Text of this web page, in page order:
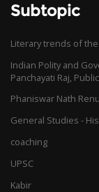
Subtopic
Literary trends of
Indian Polity and
Panchayati Raj,
Phaniswar Nath Renu
General Studies -
coaching
UPSC
Kabir